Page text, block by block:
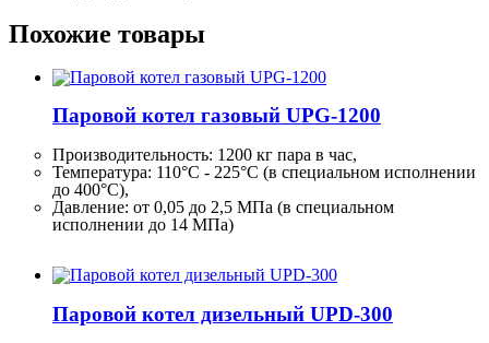
Похожие товары
Паровой котел газовый UPG-1200
Производительность: 1200 кг пара в час,
Температура: 110°C - 225°C (в специальном исполнении
до 400°C),
Давление: от 0,05 до 2,5 МПа (в специальном
исполнении до 14 МПа)
Паровой котел дизельный UPD-300